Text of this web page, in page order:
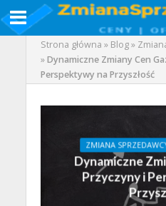
Strona główna » Blog»
»Dynamiczne Zmiany Cen
Perspektywy na Przyszłość
ZMIANA
Dynamiczne
Przyczyny i